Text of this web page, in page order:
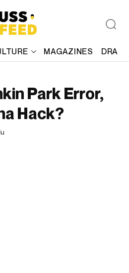
MAGAZINES
Park Error,
Hack?